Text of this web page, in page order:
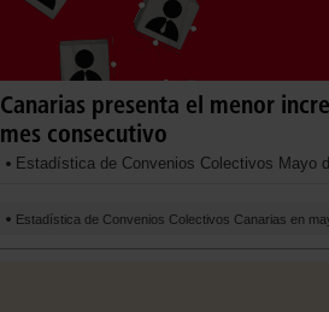
Canarias presenta el menor
mes consecutivo
Estadística de Convenios Colectivos Mayo
Estadística de Convenios Colectivos Canarias en